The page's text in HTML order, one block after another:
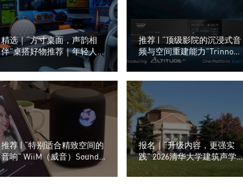
精选｜“方寸桌面，声韵相
伴”桌搭好物推荐｜年轻人的
桌面，为什么越来越流行这
种音箱？
推荐 | “顶级影院的沉浸式音
频与空间重建能力”Trinnov
Audio（创诺）Altitude CI全
数字3D音效前级处理器
推荐 | “特别适合精致空间的
音响” WiiM（威音）Sound
& Sub Pro的2.1无线音箱组
合
报名｜“升级内容，更强实
践” 2026清华大学建筑声学
你的参与！